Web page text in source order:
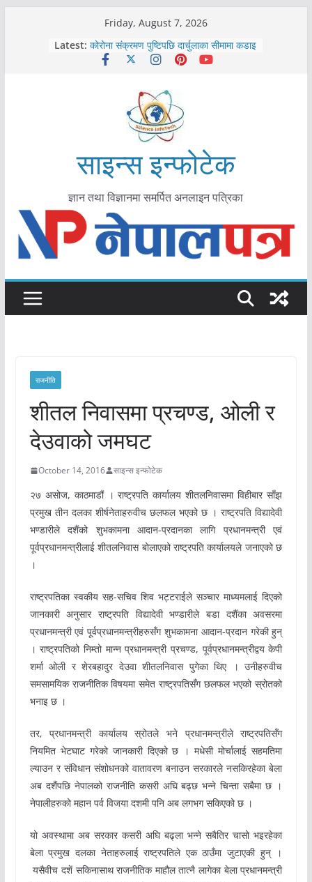
Friday, August 7, 2026
Latest: कोरोना संक्रमण पुष्टिपछि दार्चुलाका सीमामा कडाइ
विराटनगर महानगरद्वारा पूर्ण खोप सुनिश्चित घोषणा
मकवानपुरमा खोरेत रोग विरुद्धको खोप लगाउन
आयुर्वेद चिकित्सा प्रणालीको भूमिका महत्वपूर्ण छ :
मुख्यमन्त्री शाह
काभ्रेपलाञ्चोकमा आयुर्वेद स्वास्थ्योपचारतर्फ
आकर्षण बढ्दै
साइन्स इन्फोटेक
ज्ञान तथा विज्ञानमा समर्पित अनलाइन पत्रिका
राजनीति
शीतल निवासमा प्रचण्ड, ओली र
देउवाको जमघट
October 14, 2016 साइन्स इन्फोटेक
२७ असोज, काठमाडौं । राष्ट्रपति कार्यालय शीतलनिवासमा विहीबार साँझ
प्रमुख तीन दलका शीर्षनेताहरुवीच छलफल भएको छ । राष्ट्रपति विद्यादेवी
भण्डारीले दशैंको शुभकामना आदान-प्रदानका लागि प्रधानमन्त्री एवं
पूर्वप्रधानमन्त्रीलाई शीतलनिवास बोलाएको राष्ट्रपति कार्यालयले जनाएको छ
।
राष्ट्रपतिका स्वकीय सह-सचिव शिव भट्टराईले सञ्चार माध्यमलाई दिएको
जानकारी अनुसार राष्ट्रपति विद्यादेवी भण्डारीले बडा दशैंका अवसरमा
प्रधानमन्त्री एवं पूर्वप्रधानमन्त्रीहरुसँग शुभकामना आदान-प्रदान गरेकी हुन्
। राष्ट्रपतिको निम्तो मान्न प्रधानमन्त्री प्रचण्ड, पूर्वप्रधानमन्त्रीद्वय केपी
शर्मा ओली र शेरबहादुर देउवा शीतलनिवास पुगेका थिए । उनीहरुवीच
समसामयिक राजनीतिक विषयमा समेत राष्ट्रपतिसँग छलफल भएको स्रोतको
भनाइ छ ।
तर, प्रधानमन्त्री कार्यालय स्रोतले भने प्रधानमन्त्रीले राष्ट्रपतिसँग
नियमित भेटघाट गरेको जानकारी दिएको छ । मधेसी मोर्चालाई सहमतिमा
ल्याउन र संविधान संशोधनको वातावरण बनाउन सरकारले नसकिरहेका बेला
अब दशैंपछि नेपालको राजनीति कसरी अघि बढ्छ भन्ने चिन्ता सबैमा छ ।
नेपालीहरुको महान पर्व विजया दशमी पनि अब लगभग सकिएको छ ।
यो अवस्थामा अब सरकार कसरी अघि बढ्ला भन्ने सबैतिर चासो भइरहेका
बेला प्रमुख दलका नेताहरुलाई राष्ट्रपतिले एक ठाउँमा जुटाएकी हुन् ।
यसैवीच दशें सकिनासाथ राजनीतिक माहौल तात्नै लागेका बेला प्रधानमन्त्री